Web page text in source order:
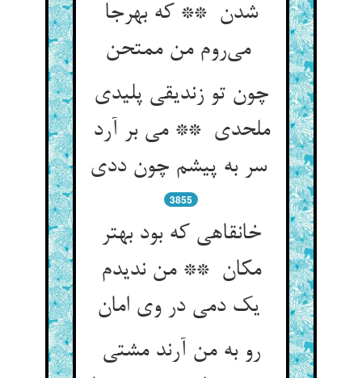
شدن ** که بهرجا
می‌روم من ممتحن
چون تو زندیقی پلیدی
ملحدی ** می بر آرد
سر به پیشم چون ددی
3855
خانقاهی که بود بهتر
مکان ** من ندیدم
یک دمی در وی امان
رو به من آرند مشتی